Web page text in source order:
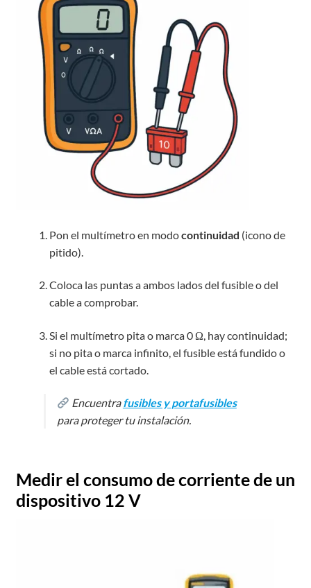
Pon el multímetro en modocontinuidad (icono de
pitido).
Coloca las puntas a ambos lados del fusible o del
cable a comprobar.
Si el multímetro pita o marca 0 Ω, hay continuidad;
si no pita o marca infinito, el fusible está fundido o
el cable está cortado.
Encuentrafusibles y portafusibles
para proteger tu instalación.
Medir el consumo de corriente de un
dispositivo 12 V